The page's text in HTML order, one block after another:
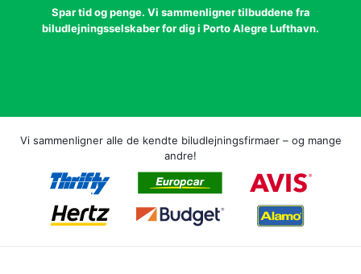
Spar tid og penge. Vi sammenligner tilbuddene fra
biludlejningsselskaber for dig i Porto Alegre Lufthavn.
Vi sammenligner alle de kendte biludlejningsfirmaer – og mange
andre!